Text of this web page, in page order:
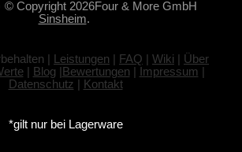
© Copyright 2026Four & More GmbH
Sinsheim.
| Leistungen | FAQ | Wiki | Über
| Blog |Bewertungen | Impressum |
Datenschutz | Kontakt
*gilt nur bei Lagerware